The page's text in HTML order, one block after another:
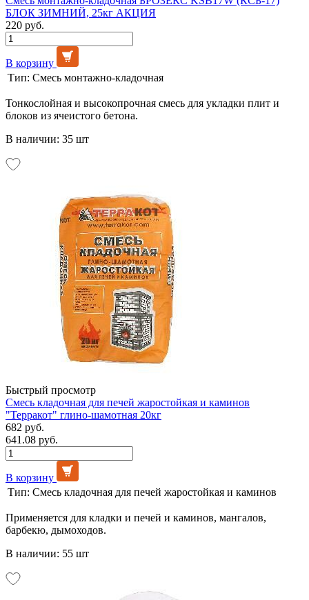
БЛОК ЗИМНИЙ, 25кг АКЦИЯ
220 руб.
В корзину
Тип: Смесь монтажно-кладочная
Тонкослойная и высокопрочная смесь для укладки плит и
блоков из ячеистого бетона.
В наличии: 35 шт
Быстрый просмотр
Смесь кладочная для печей жаростойкая и каминов
"Терракот" глино-шамотная 20кг
682 руб.
641.08 руб.
В корзину
Тип: Смесь кладочная для печей жаростойкая и каминов
Применяется для кладки и печей и каминов, мангалов,
барбекю, дымоходов.
В наличии: 55 шт